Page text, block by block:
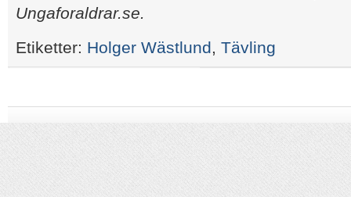
Ungaforaldrar.se.
Etiketter: Holger Wästlund, Tävling